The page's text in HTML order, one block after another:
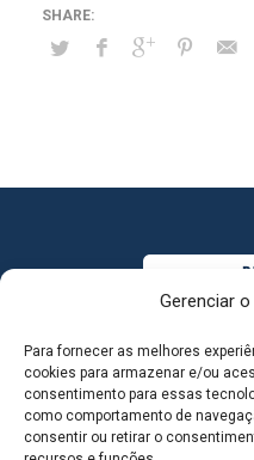
Gerenciar
Para fornecer as melhores
cookies para armazenar e/ou
consentimento para essas
como comportamento de
consentir ou retirar o
MAPA DO SITE